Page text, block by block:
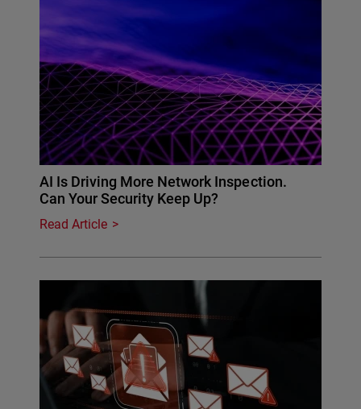
AI Is Driving More Network Inspection.
Can Your Security Keep Up?
Read Article